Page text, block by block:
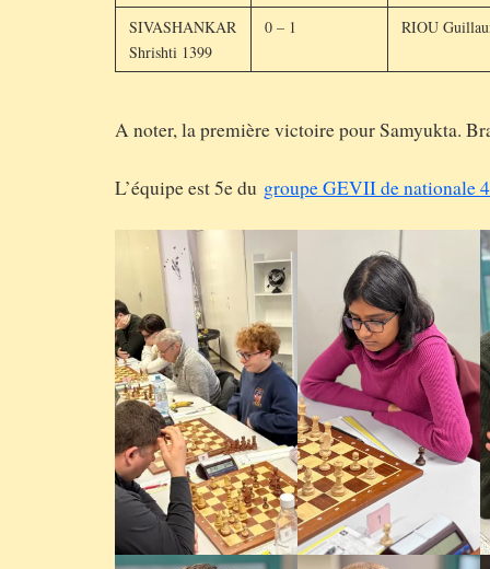
SIVASHANKAR
Shrishti 1399
0 – 1 RIOU
A noter, la première victoire pour Samyukta.
L’équipe est 5e du groupe GEVII de nationale 4